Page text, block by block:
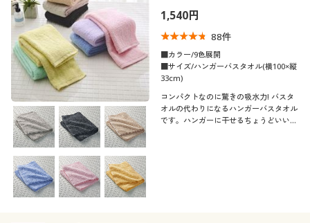
1,540円
88件
■カラー/9色展開
■サイズ/ハンガーバスタオル(横100×縦
33cm)
コンパクトなのに驚きの吸水力! バスタ
オルの代わりになるハンガーバスタオル
です。ハンガーに干せるちょうどいいサ